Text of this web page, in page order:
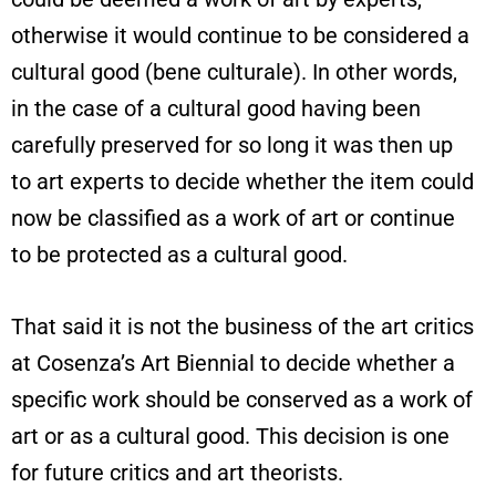
otherwise it would continue to be considered a
cultural good (bene culturale). In other words,
in the case of a cultural good having been
carefully preserved for so long it was then up
to art experts to decide whether the item could
now be classified as a work of art or continue
to be protected as a cultural good.
That said it is not the business of the art critics
at Cosenza’s Art Biennial to decide whether a
specific work should be conserved as a work of
art or as a cultural good. This decision is one
for future critics and art theorists.